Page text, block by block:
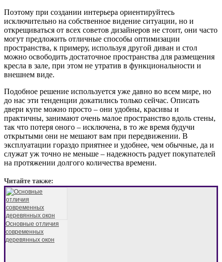
Поэтому при создании интерьера ориентируйтесь
исключительно на собственное видение ситуации, но и
открещиваться от всех советов дизайнеров не стоит, они часто
могут предложить отличные способы оптимизации
пространства, к примеру, используя другой диван и стол
можно освободить достаточное пространства для размещения
кресла в зале, при этом не утратив в функциональности и
внешнем виде.
Подобное решение используется уже давно во всем мире, но
до нас эти тенденции докатились только сейчас. Описать
двери купе можно просто – они удобны, красивы и
практичны, занимают очень малое пространство вдоль стены,
так что потеря оного – исключена, в то же время будучи
открытыми они не мешают вам при передвижении. В
эксплуатации гораздо приятнее и удобнее, чем обычные, да и
служат уж точно не меньше – надежность радует покупателей
на протяжении долгого количества времени.
Читайте также:
Основные отличия
современных
деревянных окон